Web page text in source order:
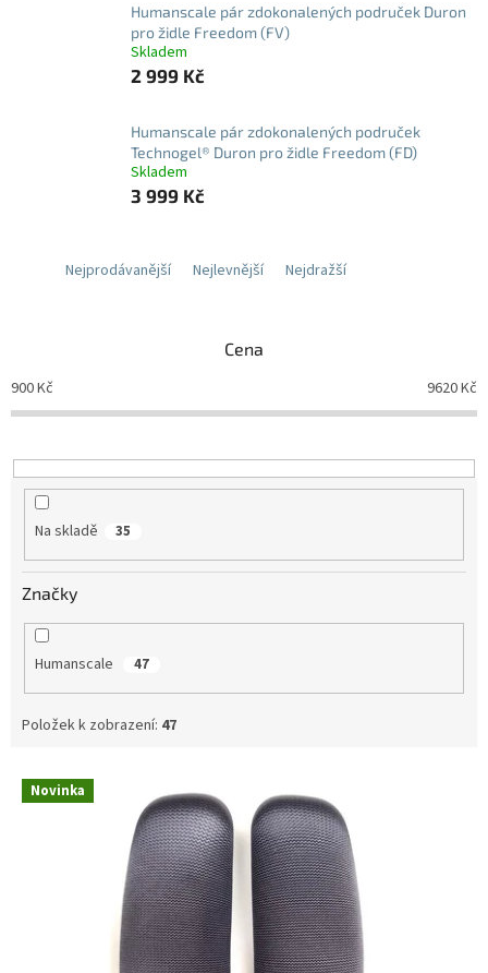
Humanscale pár zdokonalených područek Duron
pro židle Freedom (FV)
Skladem
2 999 Kč
Humanscale pár zdokonalených područek
Technogel® Duron pro židle Freedom (FD)
Skladem
3 999 Kč
Nejprodávanější Nejlevnější Nejdražší
Cena
900Kč 9620Kč
Na skladě 35
Značky
Humanscale 47
Položek k zobrazení: 47
V Novinka